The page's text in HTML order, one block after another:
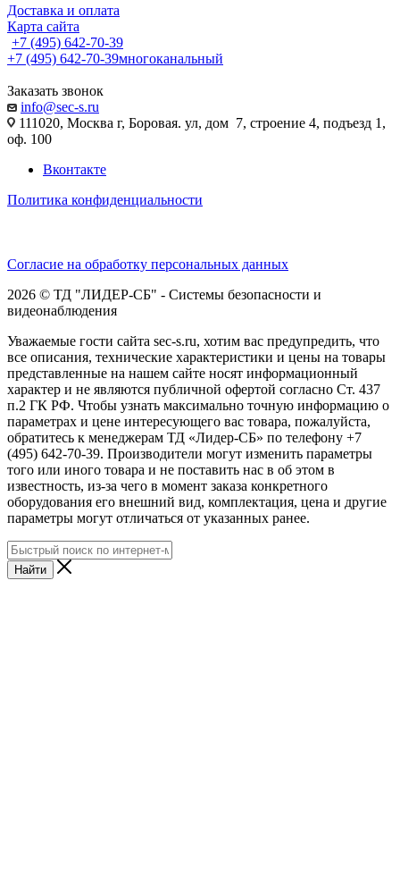
Доставка и оплата
Карта сайта
+7 (495) 642-70-39
+7 (495) 642-70-39многоканальный
Заказать звонок
info@sec-s.ru
111020, Москва г, Боровая. ул, дом 7, строение 4, подъезд 1,
оф. 100
Вконтакте
Политика конфиденциальности
Согласие на обработку персональных данных
2026 © ТД "ЛИДЕР-СБ" - Системы безопасности и
видеонаблюдения
Уважаемые гости сайта sec-s.ru, хотим вас предупредить, что
все описания, технические характеристики и цены на товары
представленные на нашем сайте носят информационный
характер и не являются публичной офертой согласно Ст. 437
п.2 ГК РФ. Чтобы узнать максимально точную информацию о
параметрах и цене интересующего вас товара, пожалуйста,
обратитесь к менеджерам ТД «Лидер-СБ» по телефону +7
(495) 642-70-39. Производители могут изменить параметры
того или иного товара и не поставить нас в об этом в
известность, из-за чего в момент заказа конкретного
оборудования его внешний вид, комплектация, цена и другие
параметры могут отличаться от указанных ранее.
Найти